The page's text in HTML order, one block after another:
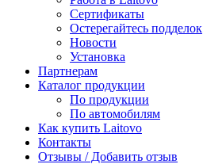
Сертификаты
Остерегайтесь подделок
Новости
Установка
Партнерам
Каталог продукции
По продукции
По автомобилям
Как купить Laitovo
Контакты
Отзывы / Добавить отзыв